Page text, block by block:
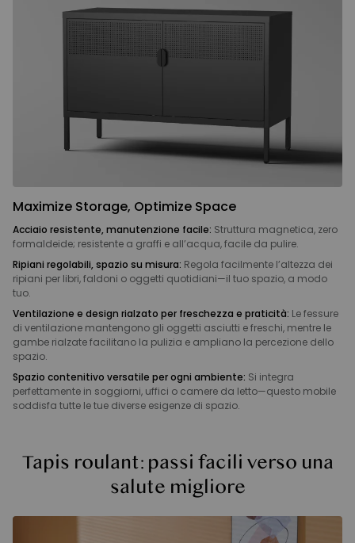
Maximize Storage, Optimize Space
Acciaio resistente, manutenzione facile: Struttura magnetica, zero
formaldeide; resistente a graffi e all’acqua, facile da pulire.
Ripiani regolabili, spazio su misura: Regola facilmente l’altezza dei
ripiani per libri, faldoni o oggetti quotidiani—il tuo spazio, a modo
tuo.
Ventilazione e design rialzato per freschezza e praticità: Le fessure
di ventilazione mantengono gli oggetti asciutti e freschi, mentre le
gambe rialzate facilitano la pulizia e ampliano la percezione dello
spazio.
Spazio contenitivo versatile per ogni ambiente: Si integra
perfettamente in soggiorni, uffici o camere da letto—questo mobile
soddisfa tutte le tue diverse esigenze di spazio.
Tapis roulant: passi facili verso una
salute migliore